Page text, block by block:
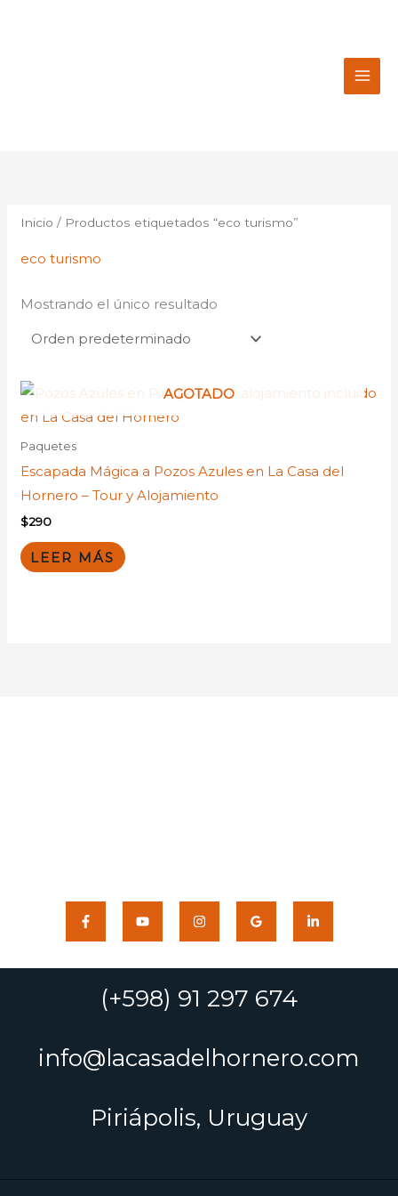
Inicio / Productos etiquetados “eco turismo”
eco turismo
Mostrando el único resultado
AGOTADO
Paquetes
Escapada Mágica a Pozos Azules en La Casa del
Hornero – Tour y Alojamiento
$290
LEER MÁS
(+598) 91 297 674
info@lacasadelhornero.com
Piriápolis, Uruguay